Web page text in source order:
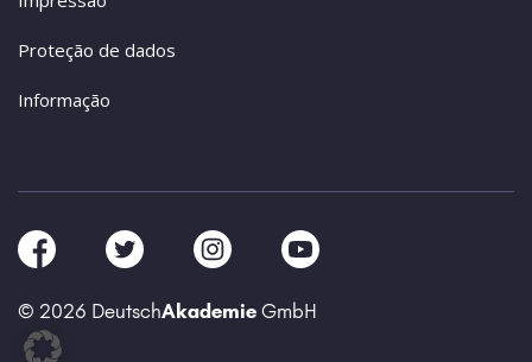
Proteção de dados
Informação
© 2026 DeutschAkademie GmbH